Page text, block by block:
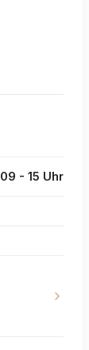
09 - 15 Uhr